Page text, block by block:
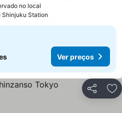
no local
Shinjuku Station
Ver preços
Partilhar